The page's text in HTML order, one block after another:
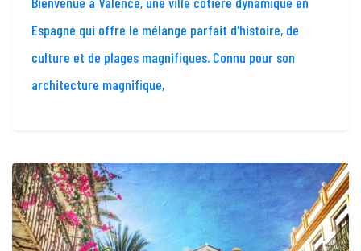
Espagne qui offre le mélange parfait d'histoire, de
culture et de plages magnifiques. Connu pour son
architecture magnifique,